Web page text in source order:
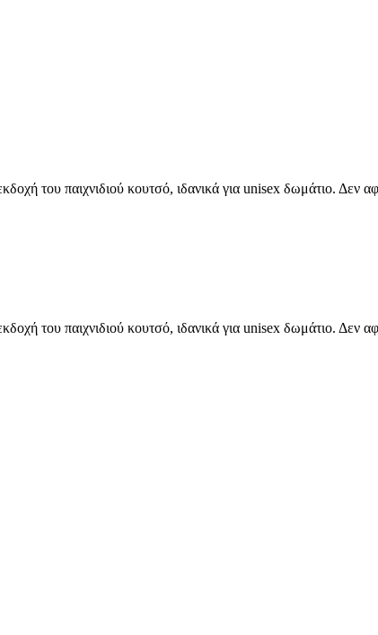
του παιχνιδιού κουτσό, ιδανικά για unisex δωμάτιο. Δεν
του παιχνιδιού κουτσό, ιδανικά για unisex δωμάτιο. Δεν